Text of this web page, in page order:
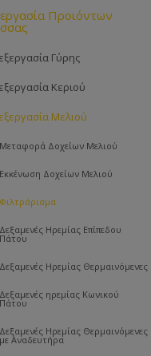
Προιόντων
Γύρης
Κεριού
Μελιού
Μεταφορά Δοχείων Μελιού
Εκκένωση Δοχείων Μελιού
Φιλτράρισμα
Δεξαμενές Ηρεμίας Επίπεδου
Πάτου
Δεξαμενές Ηρεμίας Θερμαινόμενες
Δεξαμενές ηρεμίας Κωνικού
Πάτου
Δεξαμενές Ηρεμίας Θερμαινόμενες
με Αναδευτήρα